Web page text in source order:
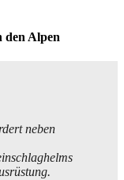
den Alpen
neben